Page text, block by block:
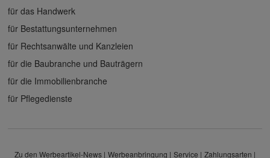
für das Handwerk
für Bestattungsunternehmen
für Rechtsanwälte und Kanzleien
für die Baubranche und Bauträgern
für die Immobilienbranche
für Pflegedienste
Zu den Werbeartikel-News Werbeanbringung Service
Zahlungsarten